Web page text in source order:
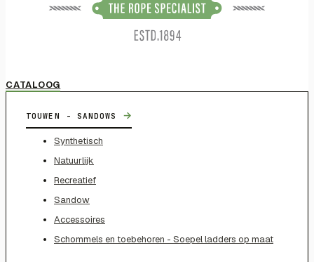
CATALOOG
TOUWEN - SANDOWS →
Synthetisch
Natuurlijk
Recreatief
Sandow
Accessoires
Schommels en toebehoren - Soepel ladders op maat